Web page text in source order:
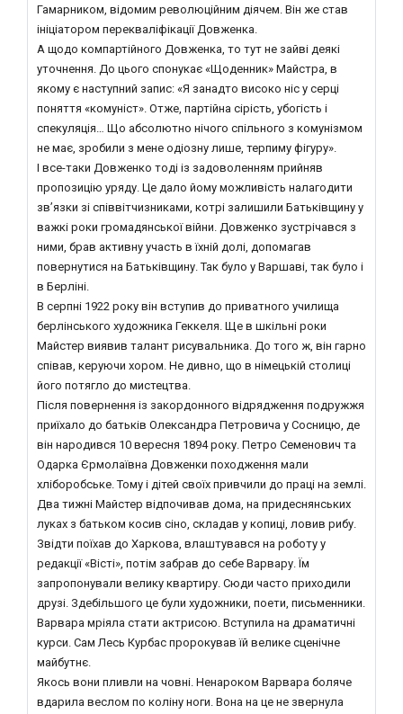
Гамарником, відомим революційним діячем. Він же став
ініціатором перекваліфікації Довженка.
А щодо компартійного Довженка, то тут не зайві деякі
уточнення. До цього спонукає «Щоденник» Майстра, в
якому є наступний запис: «Я занадто високо ніс у серці
поняття «комуніст». Отже, партійна сірість, убогість і
спекуляція… Що абсолютно нічого спільного з комунізмом
не має, зробили з мене одіозну лише, терпиму фігуру».
І все-таки Довженко тоді із задоволенням прийняв
пропозицію уряду. Це дало йому можливість налагодити
зв’язки зі співвітчизниками, котрі залишили Батьківщину у
важкі роки громадянської війни. Довженко зустрічався з
ними, брав активну участь в їхній долі, допомагав
повернутися на Батьківщину. Так було у Варшаві, так було і
в Берліні.
В серпні 1922 року він вступив до приватного училища
берлінського художника Геккеля. Ще в шкільні роки
Майстер виявив талант рисувальника. До того ж, він гарно
співав, керуючи хором. Не дивно, що в німецькій столиці
його потягло до мистецтва.
Після повернення із закордонного відрядження подружжя
приїхало до батьків Олександра Петровича у Сосницю, де
він народився 10 вересня 1894 року. Петро Семенович та
Одарка Єрмолаївна Довженки походження мали
хліборобське. Тому і дітей своїх привчили до праці на землі.
Два тижні Майстер відпочивав дома, на придеснянських
луках з батьком косив сіно, складав у копиці, ловив рибу.
Звідти поїхав до Харкова, влаштувався на роботу у
редакції «Вісті», потім забрав до себе Варвару. Їм
запропонували велику квартиру. Сюди часто приходили
друзі. Здебільшого це були художники, поети, письменники.
Варвара мріяла стати актрисою. Вступила на драматичні
курси. Сам Лесь Курбас пророкував їй велике сценічне
майбутнє.
Якось вони пливли на човні. Ненароком Варвара боляче
вдарила веслом по коліну ноги. Вона на це не звернула